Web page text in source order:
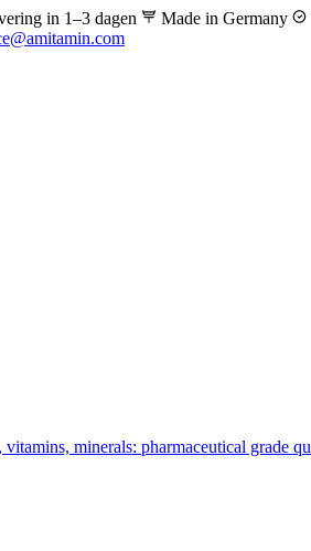
in 1–3 dagen Made in Germany